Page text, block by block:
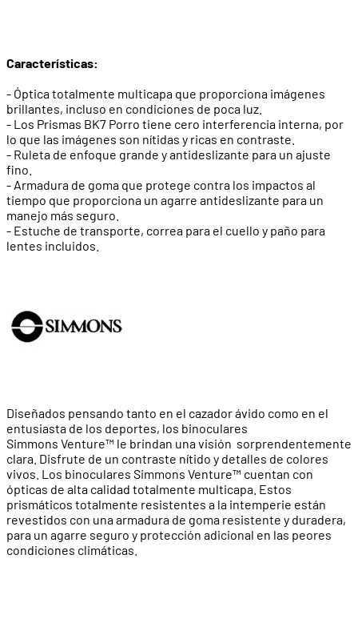
Características:
- Óptica totalmente multicapa que proporciona imágenes
brillantes, incluso en condiciones de poca luz.
- Los Prismas BK7 Porro tiene cero interferencia interna, por
lo que las imágenes son nítidas y ricas en contraste.
- Ruleta de enfoque grande y antideslizante para un ajuste
fino.
- Armadura de goma que protege contra los impactos al
tiempo que proporciona un agarre antideslizante para un
manejo más seguro.
- Estuche de transporte, correa para el cuello y paño para
lentes incluidos.
Diseñados pensando tanto en el cazador ávido como en el
entusiasta de los deportes, los binoculares
Simmons Venture™ le brindan una visión sorprendentemente
clara. Disfrute de un contraste nítido y detalles de colores
vivos. Los binoculares Simmons Venture™ cuentan con
ópticas de alta calidad totalmente multicapa. Estos
prismáticos totalmente resistentes a la intemperie están
revestidos con una armadura de goma resistente y duradera,
para un agarre seguro y protección adicional en las peores
condiciones climáticas.